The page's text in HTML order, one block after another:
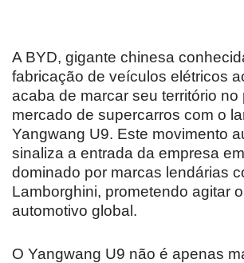
A BYD, gigante chinesa
fabricação de veículos elétricos
acaba de marcar seu território no
mercado de supercarros com o
Yangwang U9. Este movimento
sinaliza a entrada da empresa
dominado por marcas lendárias
Lamborghini, prometendo agitar
automotivo global.
O Yangwang U9 não é apenas